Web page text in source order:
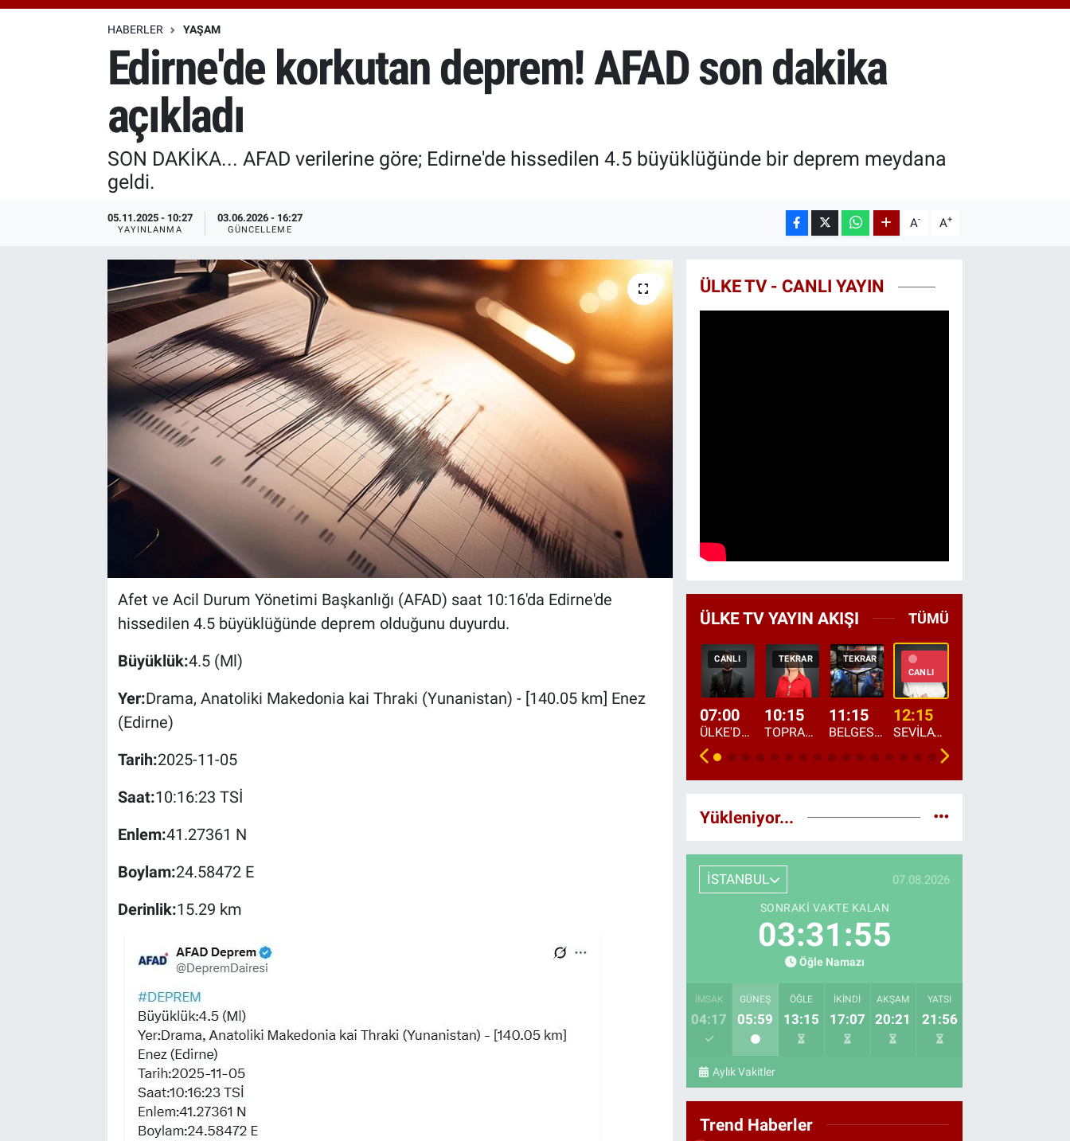
64.360,53
%-0.76
HABERLER YAŞAM
Edirne'de korkutan deprem! AFAD son dakika
açıkladı
SON DAKİKA... AFAD verilerine göre; Edirne'de hissedilen 4.5 büyüklüğünde bir deprem meydana
geldi.
05.11.2025 - 10:27
YAYINLANMA
03.06.2026 - 16:27
GÜNCELLEME A- A+
Afet ve Acil Durum Yönetimi Başkanlığı (AFAD) saat 10:16'da Edirne'de
hissedilen 4.5 büyüklüğünde deprem olduğunu duyurdu.
Büyüklük:4.5 (Ml)
Yer:Drama, Anatoliki Makedonia kai Thraki (Yunanistan) - [140.05 km] Enez
(Edirne)
Tarih:2025-11-05
Saat:10:16:23 TSİ
Enlem:41.27361 N
Boylam:24.58472 E
Derinlik:15.29 km
ÜLKE TV - CANLI YAYIN
ÜLKE TV YAYIN AKIŞI TÜMÜ
CANLI
07:00
ÜLKE'DE BU SABAH
TEKRAR
10:15
TOPRAKTAN SOFRAYA
TEKRAR
11:15
BELGESEL: "ÜLKE'NİN ALIN TERİ"
CANLI
12:15
SEVİLAY SUNGUR İLE ELİMİN BEREKETİ
Yükleniyor...
İSTANBUL 07.08.2026
SONRAKI VAKTE KALAN
03:31:54
Öğle Namazı
İMSAK
04:17
GÜNEŞ
05:59
ÖĞLE
13:15
İKINDI
17:07
AKŞAM
20:21
YATSI
21:56
Aylık Vakitler
Trend Haberler
Özel Haberler
Özel Haberler
Erişim Bilgileri
Haber Arşivi